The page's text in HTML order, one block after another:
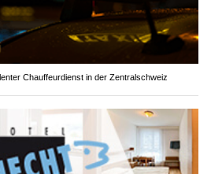
Chauffeurdienst in der Zentralschweiz